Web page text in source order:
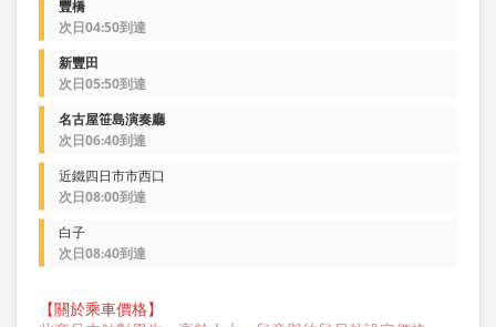
豐橋
次日04:50到達
新豐田
次日05:50到達
名古屋笹島演奏廳
次日06:40到達
近鐵四日市市西口
次日08:00到達
白子
次日08:40到達
【關於乘車價格】